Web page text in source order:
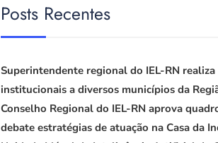
Posts Recentes
Superintendente regional do IEL-RN
institucionais a diversos municípios da
Conselho Regional do IEL-RN aprova
debate estratégias de atuação na Casa da